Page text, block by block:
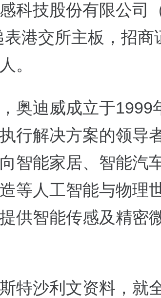
科技股份有限公司
表港交所主板，招商
。
奥迪威成立于1999
行解决方案的领导
智能家居、智能汽
等人工智能与物理
供智能传感及精密
特沙利文资料，就